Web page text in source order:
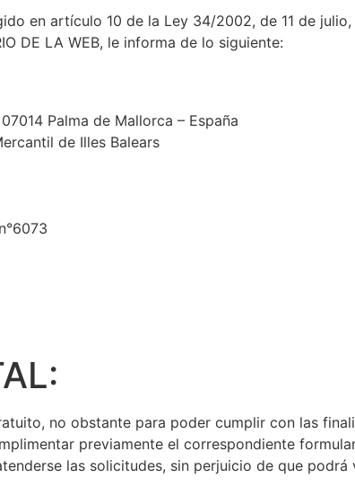
en artículo 10 de la Ley 34/2002, de 11 de
DE LA WEB, le informa de lo siguiente:
Palma de Mallorca – España
de Illes Balears
no obstante para poder cumplir con las
previamente el correspondiente
las solicitudes, sin perjuicio de que